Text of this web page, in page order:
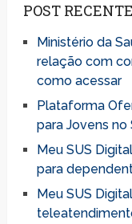
POST
Ministério da
relação com
como acessar
Plataforma
para Jovens no
Meu SUS
para
Meu SUS